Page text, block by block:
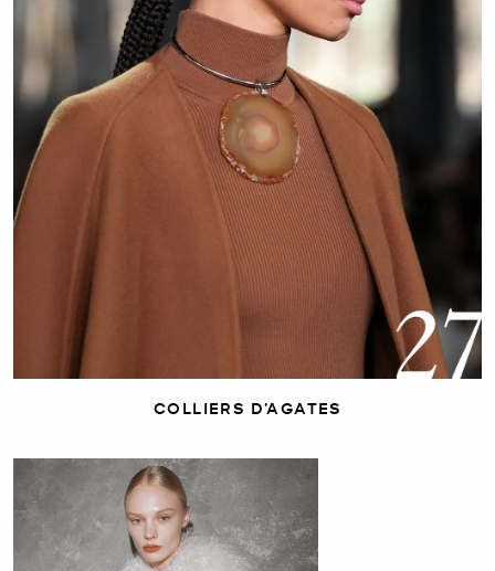
COLLIERS D’AGATES